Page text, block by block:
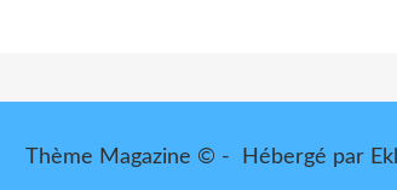
Thème Magazine © - Hébergé par